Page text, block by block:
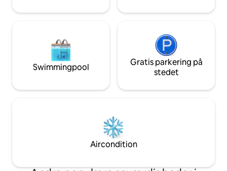
arkitekturen og designet. Det er en 2-
århundrede lige uden for det historiske
bycentrum: På første sal er der
soveværelserne (en suite og et andet
soveværelse), badeværelset og et
et elegant opholdsområde med en
soveværelse med balkon og pejs. Det
andet soveværelse har et stort
klædeskab med spejle, en fin sofa og to
enkeltsenge, der kan placeres efter ens
marmortrappe har vi adgang til det helt
vinduer. Ejerne
give maksimal
kommer på
en historisk
maksimal
til dem, der rejser
og privatliv). Alle rum i lejligheden er
togstationen er
Swimmingpool
Gratis parkering på
stedet
Aircondition